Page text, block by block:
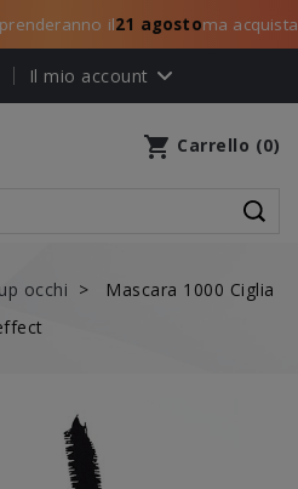
il21 agostoma acquista
Il mio account
shopping_cart Carrello (0)
occhi
Mascara 1000 Ciglia